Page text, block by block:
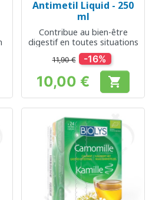
Antimetil Liquid - 250
ml
Contribue au bien-être
digestif en toutes situations
11,90 € -16%
Prix
10,00 € 